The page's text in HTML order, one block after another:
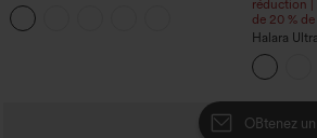
OBtenez un
yoga taille haute, gainant pour le ventre
et effet rehausseur de fesses
réduction |
de 20 %
Halara
yoga taille
ventre, à
poches